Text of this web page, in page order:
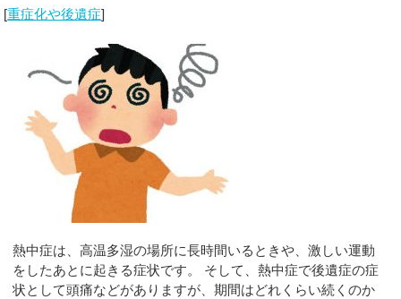
[重症化や後遺症]
熱中症は、高温多湿の場所に長時間いるときや、激しい運動
をしたあとに起きる症状です。 そして、熱中症で後遺症の症
状として頭痛などがありますが、期間はどれくらい続くのか